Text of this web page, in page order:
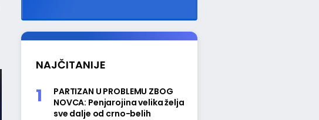
NAJČITANIJE
PARTIZAN U PROBLEMU ZBOG
NOVCA: Penjarojina velika želja
sve dalje od crno-belih